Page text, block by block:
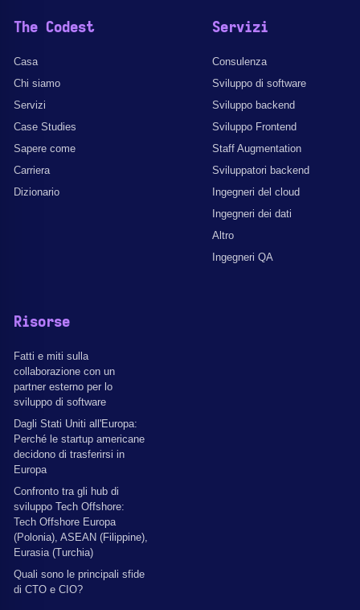
The Codest
Casa
Chi siamo
Servizi
Case Studies
Sapere come
Carriera
Dizionario
Servizi
Consulenza
Sviluppo di software
Sviluppo backend
Sviluppo Frontend
Staff Augmentation
Sviluppatori backend
Ingegneri del cloud
Ingegneri dei dati
Altro
Ingegneri QA
Risorse
Fatti e miti sulla
collaborazione con un
partner esterno per lo
sviluppo di software
Dagli Stati Uniti all'Europa:
Perché le startup americane
decidono di trasferirsi in
Europa
Confronto tra gli hub di
sviluppo Tech Offshore:
Tech Offshore Europa
(Polonia), ASEAN (Filippine),
Eurasia (Turchia)
Quali sono le principali sfide
di CTO e CIO?